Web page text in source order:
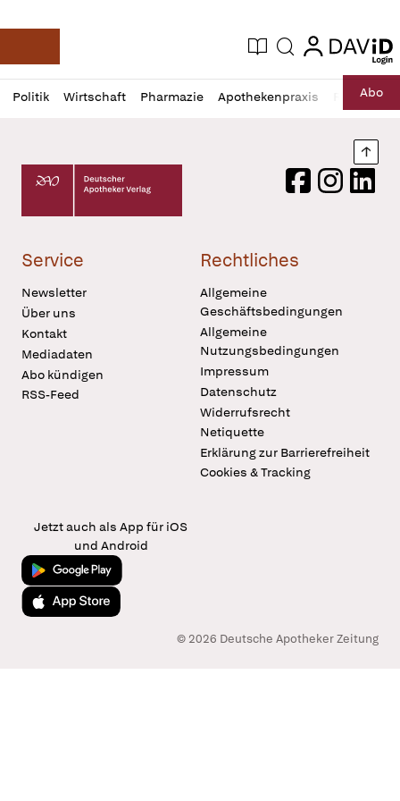
Deutsche Apotheker Zeitung
Aktuelle Ausgabe
Suche login
login
Politik Wirtschaft Pharmazie Apothekenpraxis RechtAbo
Profil
öffnen
Daz
Pur
Deutscher Apotheker Verlag Logo
FacebookInstagram
Service
Newsletter
Über uns
Kontakt
Mediadaten
Abo kündigen
RSS-Feed
Rechtliches
Allgemeine
Geschäftsbedingungen
Allgemeine
Nutzungsbedingungen
Impressum
Datenschutz
Widerrufsrecht
Netiquette
Erklärung zur Barrierefreiheit
Cookies & Tracking
Jetzt auch als App für iOS
und Android
Jetzt bei Google Play
Laden im App Store
© 2026 Deutsche Apotheker Zeitung